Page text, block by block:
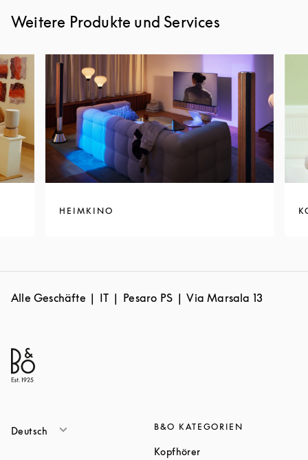
Weitere Produkte und Services
HEIMKINO
Alle Geschäfte IT Pesaro PS Via Marsala 13
Deutsch B&O KATEGORIEN
KopfhörerLink Opens in New Tab